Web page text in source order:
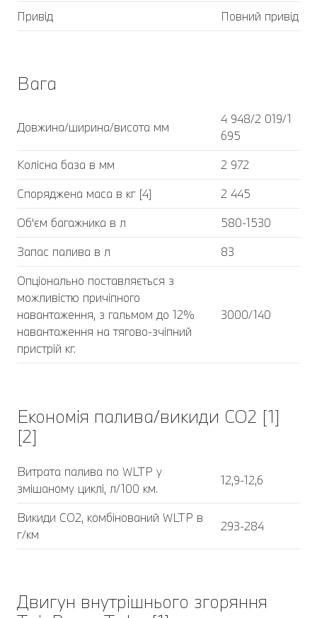
Привід
Повний привід
Вага
Довжина/ширина/висота мм
4 948/2 019/1
695
Колісна база в мм
2 972
Споряджена маса в кг [4]
2 445
Об'єм багажника в л
580-1530
Запас палива в л
83
Опціонально поставляється з
можливістю причіпного
навантаження, з гальмом до 12%
навантаження на тягово-зчіпний
пристрій кг.
3000/140
Економія палива/викиди CO2 [1]
[2]
Витрата палива по WLTP у
змішаному циклі, л/100 км.
12,9-12,6
Викиди CO2, комбінований WLTP в
г/км
293-284
Двигун внутрішнього згоряння